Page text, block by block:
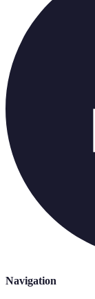
Navigation